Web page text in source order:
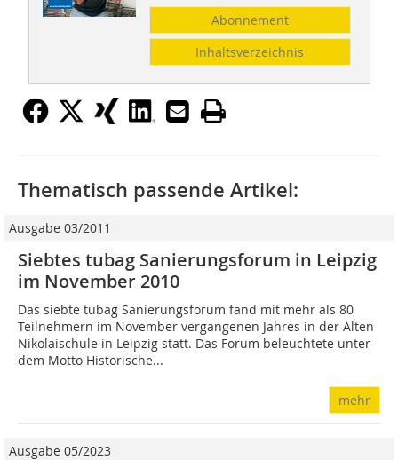
Abonnement
Inhaltsverzeichnis
Thematisch passende Artikel:
Ausgabe 03/2011
Siebtes tubag Sanierungsforum in Leipzig
im November 2010
Das siebte tubag Sanierungsforum fand mit mehr als 80
Teilnehmern im November vergangenen Jahres in der Alten
Nikolaischule in Leipzig statt. Das Forum beleuchtete unter
dem Motto Historische...
mehr
Ausgabe 05/2023